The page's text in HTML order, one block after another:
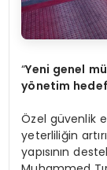
“Yeni genel
yönetim
Özel güvenlik
yeterliliğin
yapısının